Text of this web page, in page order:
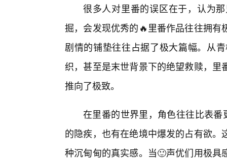
很多人对里番的误区在于，认为
掘，会发现优秀的🔥里番作品往往拥
剧情的铺垫往往占据了极大篇幅。从
织，甚至是末世背景下的绝望救赎，
推向了极致。
在里番的世界里，角色往往比表
的隐疾，也有在绝境中爆发的占有欲
种沉甸甸的真实感。当🙂声优们用极